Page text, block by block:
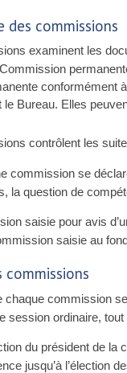
des commissions
examinent les
conformément
Bureau. Elles
contrôlent les
commission se
la question de
saisie pour avis
saisie au
chaque commission
session ordinaire,
du président de
jusqu’à l’élection